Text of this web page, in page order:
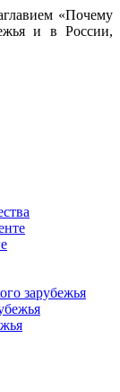
«Почему
и в России,
зарубежья